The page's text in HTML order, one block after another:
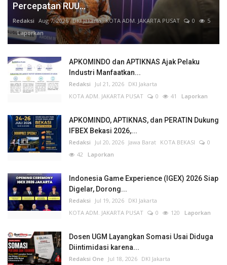
Percepatan RUU...
Redaksi Aug 7, 2026 DKI Jakarta KOTA ADM. JAKARTA PUSAT 0
5
Laporkan
APKOMINDO dan APTIKNAS Ajak Pelaku
Industri Manfaatkan...
Redaksi Jul 21, 2026 DKI Jakarta
KOTA ADM. JAKARTA PUSAT
0 41 Laporkan
APKOMINDO, APTIKNAS, dan PERATIN Dukung
IFBEX Bekasi 2026,...
Redaksi Jul 20, 2026 Jawa Barat KOTA BEKASI
0
42 Laporkan
Indonesia Game Experience (IGEX) 2026 Siap
Digelar, Dorong...
Redaksi Jul 19, 2026 DKI Jakarta
KOTA ADM. JAKARTA PUSAT
0 120 Laporkan
Dosen UGM Layangkan Somasi Usai Diduga
Diintimidasi karena...
Redaksi One Jul 18, 2026 DKI Jakarta